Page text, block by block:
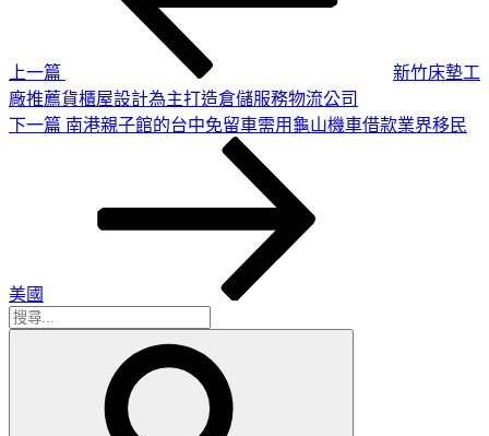
上一篇
新竹床墊工
廠推薦貨櫃屋設計為主打造倉儲服務物流公司
下
下一篇 南港親子館的台中免留車需用龜山機車借款業界移民
美國
搜